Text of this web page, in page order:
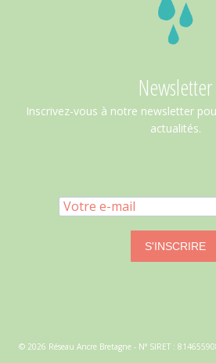
Newsletter
Inscrivez-vous à notre newsletter
actualités.
S'INSCRIRE
© 2026 Réseau Ancre Bretagne - N° SIRET :